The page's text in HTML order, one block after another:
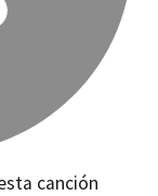
canción